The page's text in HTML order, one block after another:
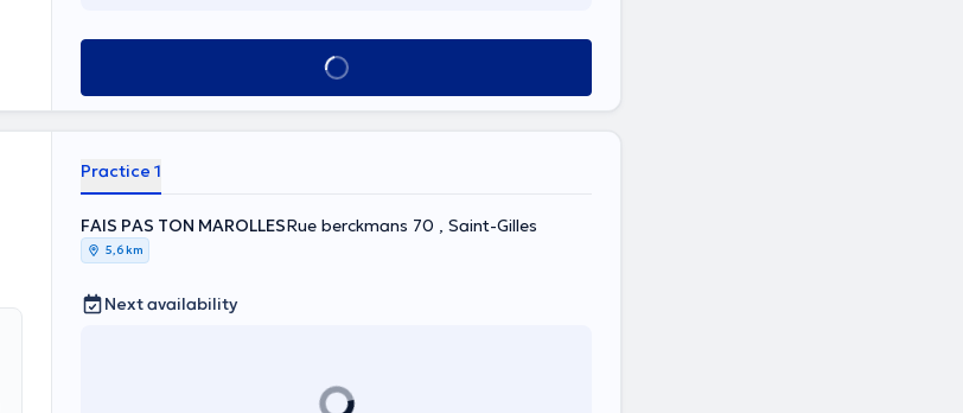
See all
Practice 1
FAIS PAS TON MAROLLESRue berckmans 70 , Saint-Gilles
5,6 km
Next availability